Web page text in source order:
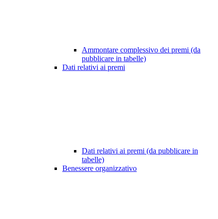
Ammontare complessivo dei premi (da
pubblicare in tabelle)
Dati relativi ai premi
Dati relativi ai premi (da pubblicare in
tabelle)
Benessere organizzativo